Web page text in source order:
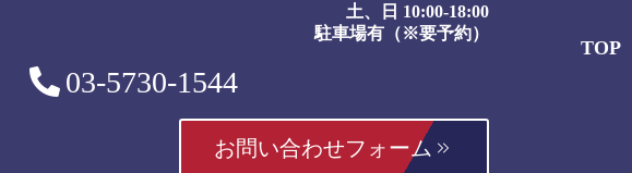
土、日 10:00-18:00
駐車場有（※要予約）
03-5730-1544
お問い合わせフォーム
TOP